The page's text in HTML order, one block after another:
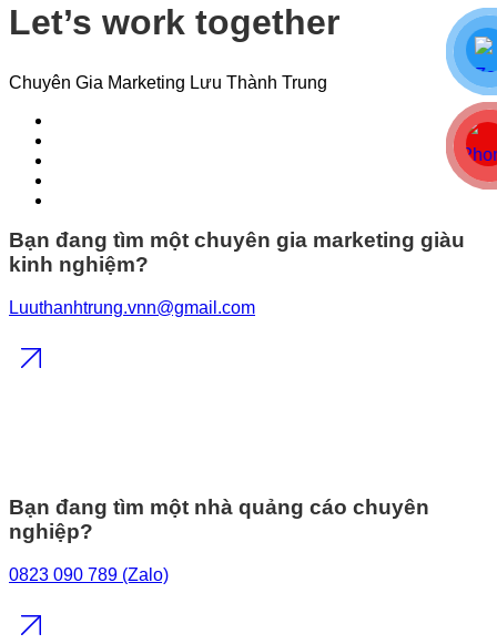
Let’s work together
Chuyên Gia Marketing Lưu Thành Trung
Bạn đang tìm một chuyên gia marketing giàu
kinh nghiệm?
Luuthanhtrung.vnn@gmail.com
Bạn đang tìm một nhà quảng cáo chuyên
nghiệp?
0823 090 789 (Zalo)